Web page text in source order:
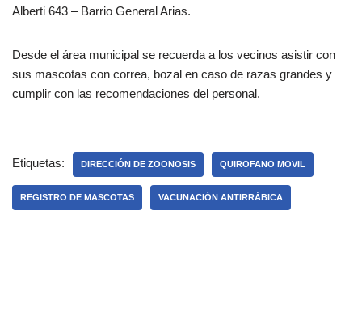
Alberti 643 – Barrio General Arias.
Desde el área municipal se recuerda a los vecinos asistir con
sus mascotas con correa, bozal en caso de razas grandes y
cumplir con las recomendaciones del personal.
Etiquetas: DIRECCIÓN DE ZOONOSIS QUIROFANO MOVIL
REGISTRO DE MASCOTAS VACUNACIÓN ANTIRRÁBICA